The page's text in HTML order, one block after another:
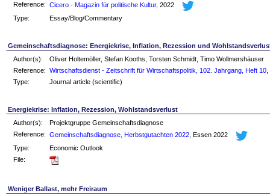
Reference: Cicero - Magazin für politische Kultur, 2022
Type:
Essay/Blog/Commentary
Gemeinschaftsdiagnose: Energiekrise, Inflation, Rezession und
Author(s):
Oliver Holtemöller, Stefan Kooths, Torsten Schmidt, Timo Wollmershäuser
Reference:
Wirtschaftsdienst - Zeitschrift für Wirtschaftspolitik, 102. Jahrgang, Heft 10
Type:
Journal article (scientific)
Energiekrise: Inflation, Rezession, Wohlstandsverlust
Author(s):
Projektgruppe Gemeinschaftsdiagnose
Reference:
Gemeinschaftsdiagnose, Herbstgutachten 2022 , Essen 2022
Type:
Economic Outlook
File:
Weniger Ballast, mehr Freiraum